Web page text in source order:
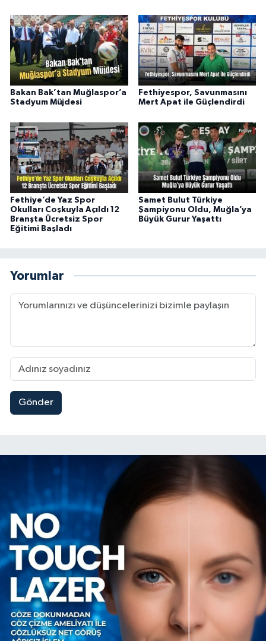
Bakan Bak’tan Muğlaspor’a
Stadyum Müjdesi
Fethiyespor, Savunmasını
Mert Apat ile Güçlendirdi
Fethiye’de Yaz Spor
Okulları Coşkuyla Açıldı 12
Branşta Ücretsiz Spor
Eğitimi Başladı
Samet Bulut Türkiye
Şampiyonu Oldu, Muğla’ya
Büyük Gurur Yaşattı
Yorumlar
Gönder